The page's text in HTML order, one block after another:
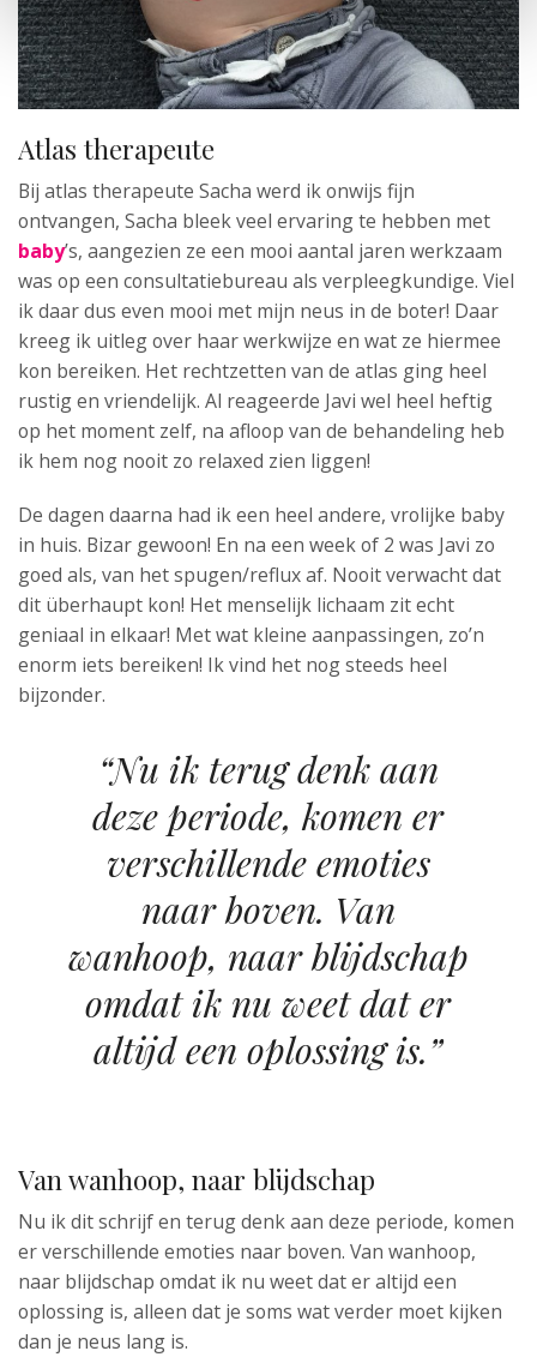
Atlas therapeute
Bij atlas therapeute Sacha werd ik onwijs fijn
ontvangen, Sacha bleek veel ervaring te hebben met
baby’s, aangezien ze een mooi aantal jaren werkzaam
was op een consultatiebureau als verpleegkundige. Viel
ik daar dus even mooi met mijn neus in de boter! Daar
kreeg ik uitleg over haar werkwijze en wat ze hiermee
kon bereiken. Het rechtzetten van de atlas ging heel
rustig en vriendelijk. Al reageerde Javi wel heel heftig
op het moment zelf, na afloop van de behandeling heb
ik hem nog nooit zo relaxed zien liggen!
De dagen daarna had ik een heel andere, vrolijke baby
in huis. Bizar gewoon! En na een week of 2 was Javi zo
goed als, van het spugen/reflux af. Nooit verwacht dat
dit überhaupt kon! Het menselijk lichaam zit echt
geniaal in elkaar! Met wat kleine aanpassingen, zo’n
enorm iets bereiken! Ik vind het nog steeds heel
bijzonder.
“Nu ik terug denk aan
deze periode, komen er
verschillende emoties
naar boven. Van
wanhoop, naar blijdschap
omdat ik nu weet dat er
altijd een oplossing is.”
Van wanhoop, naar blijdschap
Nu ik dit schrijf en terug denk aan deze periode, komen
er verschillende emoties naar boven. Van wanhoop,
naar blijdschap omdat ik nu weet dat er altijd een
oplossing is, alleen dat je soms wat verder moet kijken
dan je neus lang is.